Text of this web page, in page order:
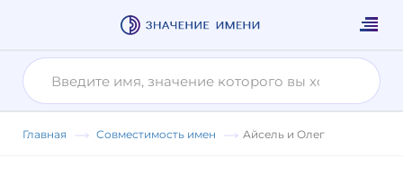
Главная Совместимость имен Айсель и Олег